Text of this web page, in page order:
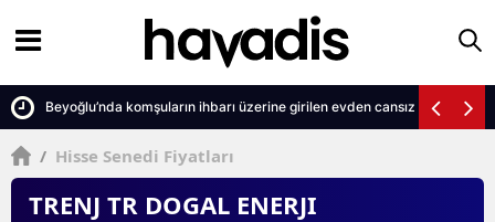
Beyoğlu’nda komşuların ihbarı üzerine girilen evden cansız beden çıktı
/ Hisse Senedi Fiyatları
TRENJ TR DOGAL ENERJI